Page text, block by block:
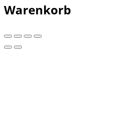
Warenkorb